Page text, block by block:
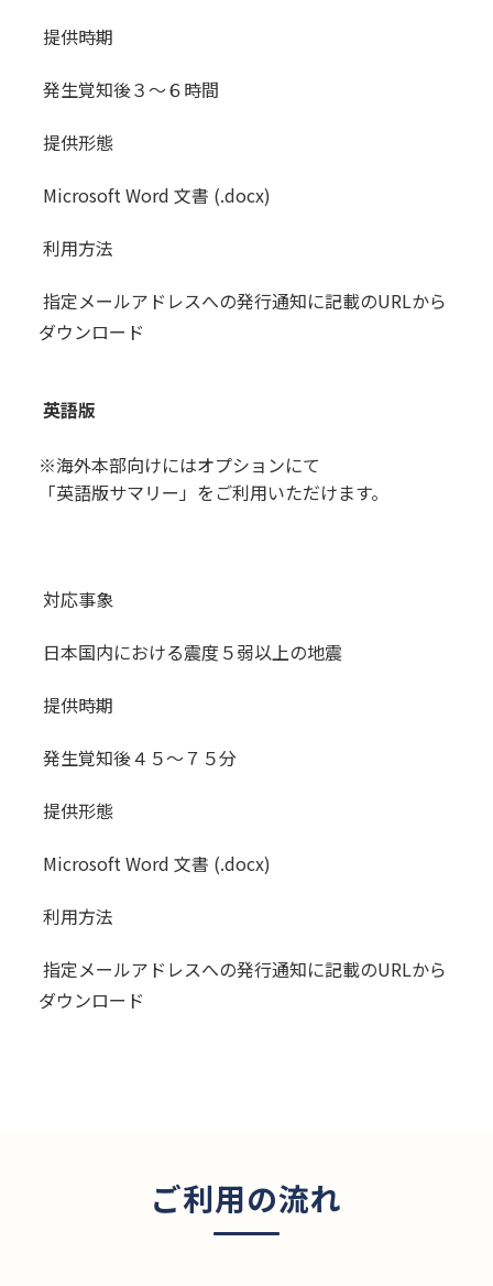
提供時期
発生覚知後３〜６時間
提供形態
Microsoft Word 文書 (.docx)
利用方法
指定メールアドレスへの発行通知に記載のURLから
ダウンロード
英語版
※海外本部向けにはオプションにて
「英語版サマリー」をご利用いただけます。
対応事象
日本国内における震度５弱以上の地震
提供時期
発生覚知後４５〜７５分
提供形態
Microsoft Word 文書 (.docx)
利用方法
指定メールアドレスへの発行通知に記載のURLから
ダウンロード
ご利用の流れ